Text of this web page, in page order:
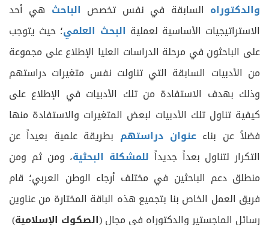
والدكتوراه السابقة في نفس تخصص الباحث هي أحد
الاستراتيجيات الأساسية لعملية البحث العلمي؛ حيث يتوجب
على الباحثون في مرحلة الدراسات العليا الإطلاع على مجموعة
من الأدبيات السابقة التي تناولت نفس متغيرات دراستهم
وذلك بهدف الاستفادة من تلك الأدبيات في الإطلاع على
كيفية تناول تلك الأدبيات لبعض المتغيرات والاستفادة منها
فضلاً عن بناءعنوان دراستهم بطريقة علمية بعيداً عن
التكرار لتناول بعداً جديداً للمشكلة البحثية، ومن ثم ومن
منطلق دعم الباحثين في مختلف أرجاء الوطن العربي؛ قام
فريق العمل الخاص بنا بتجميع هذه الباقة المختارة من عناوين
رسائل الماجستير والدكتوراه في مجال (الصكوك الإسلامية)